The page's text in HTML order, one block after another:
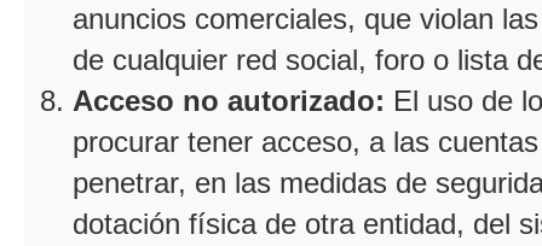
anuncios comerciales, que violan
de cualquier red social, foro o lista
Acceso no autorizado: El uso de
procurar tener acceso, a las
penetrar, en las medidas de
dotación física de otra entidad, del